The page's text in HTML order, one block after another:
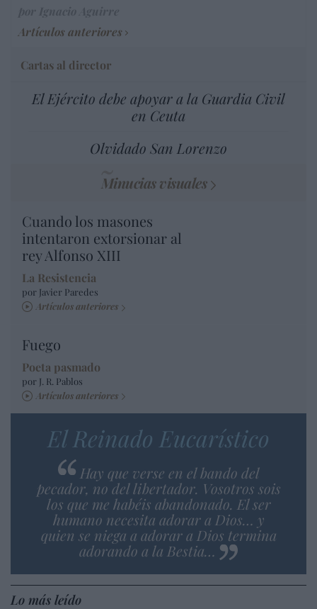
Artículos anteriores
Cartas al director
El Ejército debe apoyar a la Guardia Civil
en Ceuta
Olvidado San Lorenzo
Minucias visuales
Cuando los masones
intentaron extorsionar al
rey Alfonso XIII
La Resistencia
por Javier Paredes
Artículos anteriores
Fuego
Poeta pasmado
por J. R. Pablos
Artículos anteriores
El Reinado Eucarístico
Hay que verse en el bando del
pecador, no del libertador. Vosotros sois
los que me habéis abandonado. El ser
humano necesita adorar a Dios… y
quien se niega a adorar a Dios termina
adorando a la Bestia…
Lo más leído